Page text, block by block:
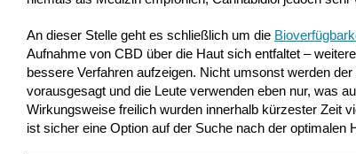
An dieser Stelle geht es schließlich um die
Aufnahme von CBD über die Haut sich entfaltet –
bessere Verfahren aufzeigen. Nicht umsonst werden
vorausgesagt und die Leute verwenden eben nur, was
Wirkungsweise freilich wurden innerhalb kürzester Zeit
ist sicher eine Option auf der Suche nach der optimalen